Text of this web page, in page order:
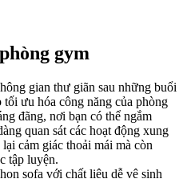
gym
gian thư giãn sau những buổi
ưu hóa công năng của phòng
đãng, nơi bạn có thể ngắm
quan sát các hoạt động xung
cảm giác thoải mái mà còn
tập luyện.
sofa với chất liệu dễ vệ sinh